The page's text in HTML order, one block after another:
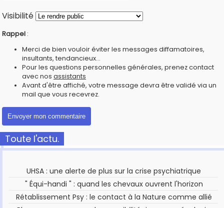
Visibilité
Rappel :
Merci de bien vouloir éviter les messages diffamatoires,
insultants, tendancieux...
Pour les questions personnelles générales, prenez contact
avec nos assistants
Avant d'être affiché, votre message devra être validé via un
mail que vous recevrez.
Toute l'actu.
UHSA : une alerte de plus sur la crise psychiatrique
" Équi-handi " : quand les chevaux ouvrent l'horizon
Rétablissement Psy : le contact à la Nature comme allié